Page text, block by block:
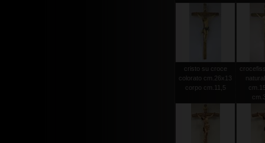
cristo su croce
colorato cm.26x13
corpo cm.11,5